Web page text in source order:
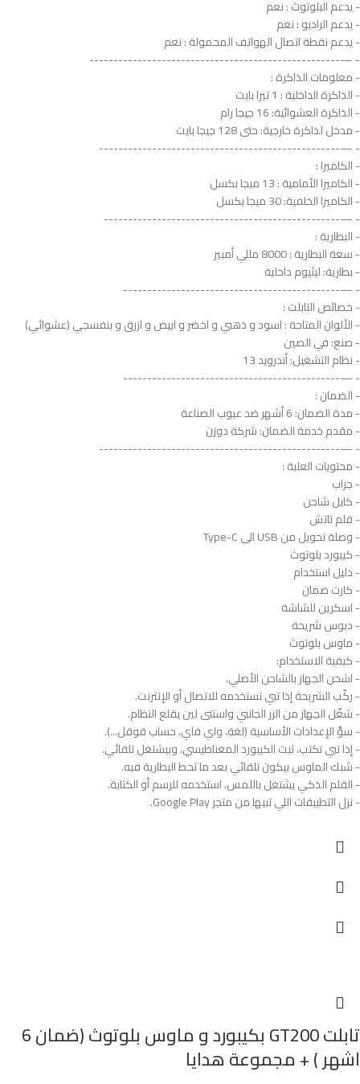
- يدعم البلوتوث : نعم
- يدعم الراديو : نعم
- يدعم نقطة اتصال الهواتف المحمولة : نعم
- —----------------------------------------------------
- معلومات الذاكرة :
- الذاكرة الداخلية : 1 تيرا بايت
- الذاكرة العشوائية: 16 جيجا رام
- مدخل لذاكرة خارجية: حتى 128 جيجا بايت
- —--------------------------------------------------
- الكاميرا :
- الكاميرا الأمامية : 13 ميجا بكسل
- الكاميرا الخلفية: 30 ميجا بكسل
- —-------------------------------------------------
- البطارية :
- سعة البطارية : 8000 مللي أمبير
- بطارية: ليثيوم داخلية
- —---------------------------------------------
- خصائص التابلت :
- الألوان المتاحة : اسود و ذهبي و اخضر و ابيض و ازرق و بنفسجي (عشوائي)
- صنع: في الصين
- نظام التشغيل: أندرويد 13
- —---------------------------------------------
- الضمان :
- مدة الضمان: 6 أشهر ضد عيوب الصناعة
- مقدم خدمة الضمان: شركة دوزن
- —--------------------------------------------------
- محتويات العلبة :
- جراب
- كابل شاحن
- قلم تاتش
- وصلة تحويل من USB الى Type-C
- كيبورد بلوتوث
- دليل استخدام
- كارت ضمان
- اسكرين للشاشة
- دبوس شريحة
- ماوس بلوتوث
- كيفية الاستخدام:
- اشحن الجهاز بالشاحن الأصلي.
- ركّب الشريحة إذا تبي تستخدمه للاتصال أو الإنترنت.
- شغّل الجهاز من الزر الجانبي واستنى لين يقلع النظام.
- سوِّ الإعدادات الأساسية (لغة، واي فاي، حساب قوقل...).
- إذا تبي تكتب، ثبت الكيبورد المغناطيسي، وبيشتغل تلقائي.
- شبك الماوس بيكون تلقائي بعد ما تحط البطارية فيه.
- القلم الذكي يشتغل باللمس، استخدمه للرسم أو الكتابة.
- نزل التطبيقات اللي تبيها من متجر Google Play.
تابلت GT200 بكيبورد و ماوس بلوتوث (ضمان 6
اشهر ) + مجموعة هدايا